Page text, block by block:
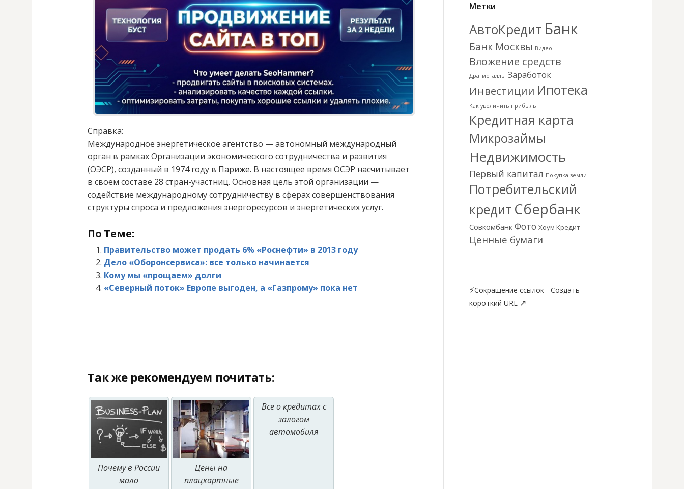
Реклама
Справка:
Международное энергетическое агентство — автономный международный
орган в рамках Организации экономического сотрудничества и развития
(ОЭСР), созданный в 1974 году в Париже. В настоящее время ОСЭР насчитывает
в своем составе 28 стран-участниц. Основная цель этой организации —
содействие международному сотрудничеству в сферах совершенствования
структуры спроса и предложения энергоресурсов и энергетических услуг.
По Теме:
Правительство может продать 6% «Роснефти» в 2013 году
Дело «Оборонсервиса»: все только начинается
Кому мы «прощаем» долги
«Северный поток» Европе выгоден, а «Газпрому» пока нет
Так же рекомендуем почитать:
Почему в России
мало
Цены на
плацкартные
Все о кредитах с
залогом
автомобиля
Метки
АвтоКредит Банк
Банк Москвы Видео
Вложение средств
Драгметаллы Заработок
Инвестиции Ипотека
Как увеличить прибыль
Кредитная карта
Микрозаймы
Недвижимость
Первый капитал Покупка земли
Потребительский
кредит Сбербанк
Совкомбанк Фото Хоум Кредит
Ценные бумаги
⚡Сокращение ссылок - Создать
короткий URL ↗